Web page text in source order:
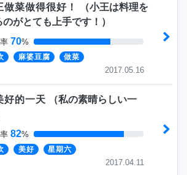
做菜做得很好！ （小王は料理を
のがとても上手です！ ）
70%
麻婆豆腐 做菜
2017.05.16
好的一天 （私の素晴らしい一
82%
美好 星期六
2017.04.11